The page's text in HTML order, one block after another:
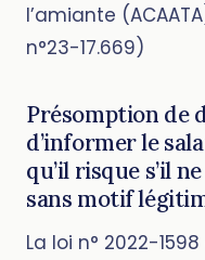
l’amiante
n°23-17.669)
Présomption de
d’informer le
qu’il risque s’il
sans motif
La loi n° 2022-